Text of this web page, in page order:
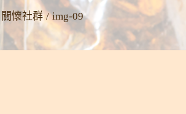
關懷社群 img-09